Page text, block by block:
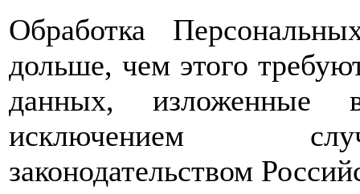
Обработка
дольше, чем этого
данных, изложенные
исключением
законодательством